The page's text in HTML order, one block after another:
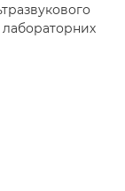
лабораторних